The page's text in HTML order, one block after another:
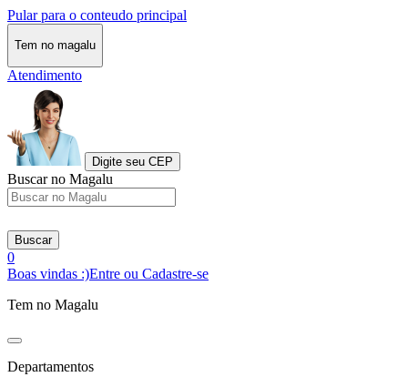
Pular para o conteudo principal
Tem no magalu
Atendimento
Digite seu CEP
Buscar no Magalu
Buscar
0
Boas vindas :)Entre ou Cadastre-se
Tem no Magalu
Departamentos